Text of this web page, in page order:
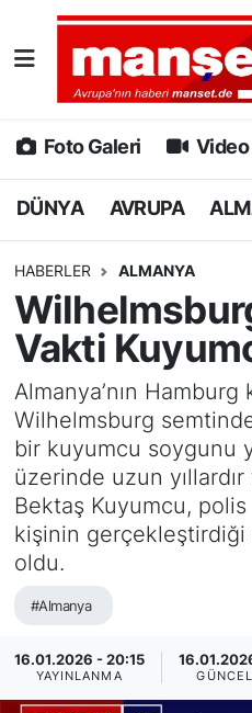
Foto Galeri Video
DÜNYA AVRUPA
HABERLER ALMANYA
Vakti
Almanya’nın
Wilhelmsburg
bir kuyumcu soygunu
üzerinde uzun
Bektaş Kuyumcu, polis
kişinin
oldu.
#Almanya
16.01.2026 - 20:15
YAYINLANMA
DÜNYA
AVRUPA
ALMANYA
HAMBURG
SPOR
DEUTSCH
EKONOMİ
SİYASET
Nöbetçi Eczaneler
Hava Durumu
Namaz Vakitleri
Puan Durumu ve
Tüm Manşetler
Son Dakika Haberleri
Haber Arşivi